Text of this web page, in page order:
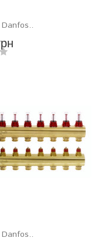
Danfos..
Danfos..